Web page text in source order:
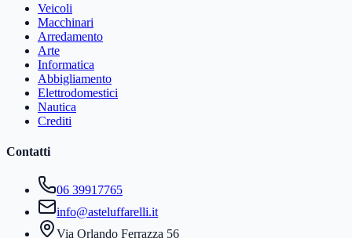
Veicoli
Macchinari
Arredamento
Arte
Informatica
Abbigliamento
Elettrodomestici
Nautica
Crediti
Contatti
06 39917765
info@asteluffarelli.it
Via Orlando Ferrazza 56